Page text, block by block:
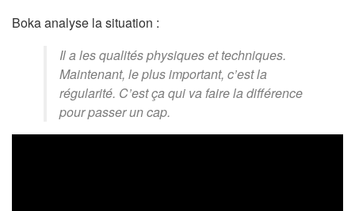
Boka analyse la situation :
Il a les qualités physiques et techniques.
Maintenant, le plus important, c’est la
régularité. C’est ça qui va faire la différence
pour passer un cap.